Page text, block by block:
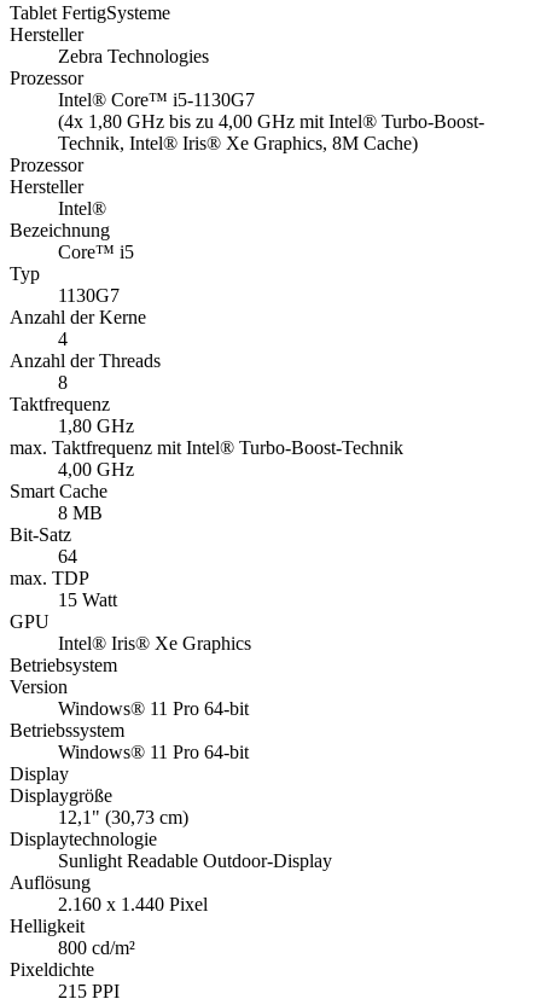
Tablet FertigSysteme
Hersteller
Zebra Technologies
Prozessor
Intel® Core™ i5-1130G7
(4x 1,80 GHz bis zu 4,00 GHz mit Intel® Turbo-Boost-
Technik, Intel® Iris® Xe Graphics, 8M Cache)
Prozessor
Hersteller
Intel®
Bezeichnung
Core™ i5
Typ
1130G7
Anzahl der Kerne
4
Anzahl der Threads
8
Taktfrequenz
1,80 GHz
max. Taktfrequenz mit Intel® Turbo-Boost-Technik
4,00 GHz
Smart Cache
8 MB
Bit-Satz
64
max. TDP
15 Watt
GPU
Intel® Iris® Xe Graphics
Betriebsystem
Version
Windows® 11 Pro 64-bit
Betriebssystem
Windows® 11 Pro 64-bit
Display
Displaygröße
12,1" (30,73 cm)
Displaytechnologie
Sunlight Readable Outdoor-Display
Auflösung
2.160 x 1.440 Pixel
Helligkeit
800 cd/m²
Pixeldichte
215 PPI